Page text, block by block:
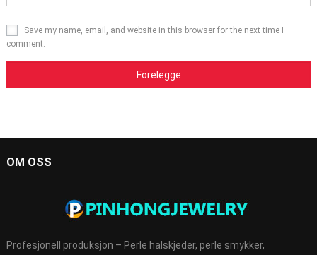
Save my name, email , and website in this browser for the next time I
comment.
OM OSS
Profesjonell produksjon – Perle halskjeder, perle smykker,